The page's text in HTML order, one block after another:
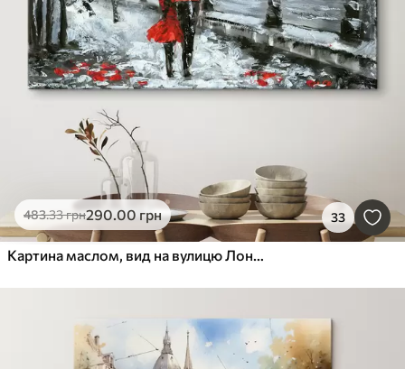
483.33грн290.00 грн 33
Картина маслом, вид на вулицю Лондона в чорно-білих тонах